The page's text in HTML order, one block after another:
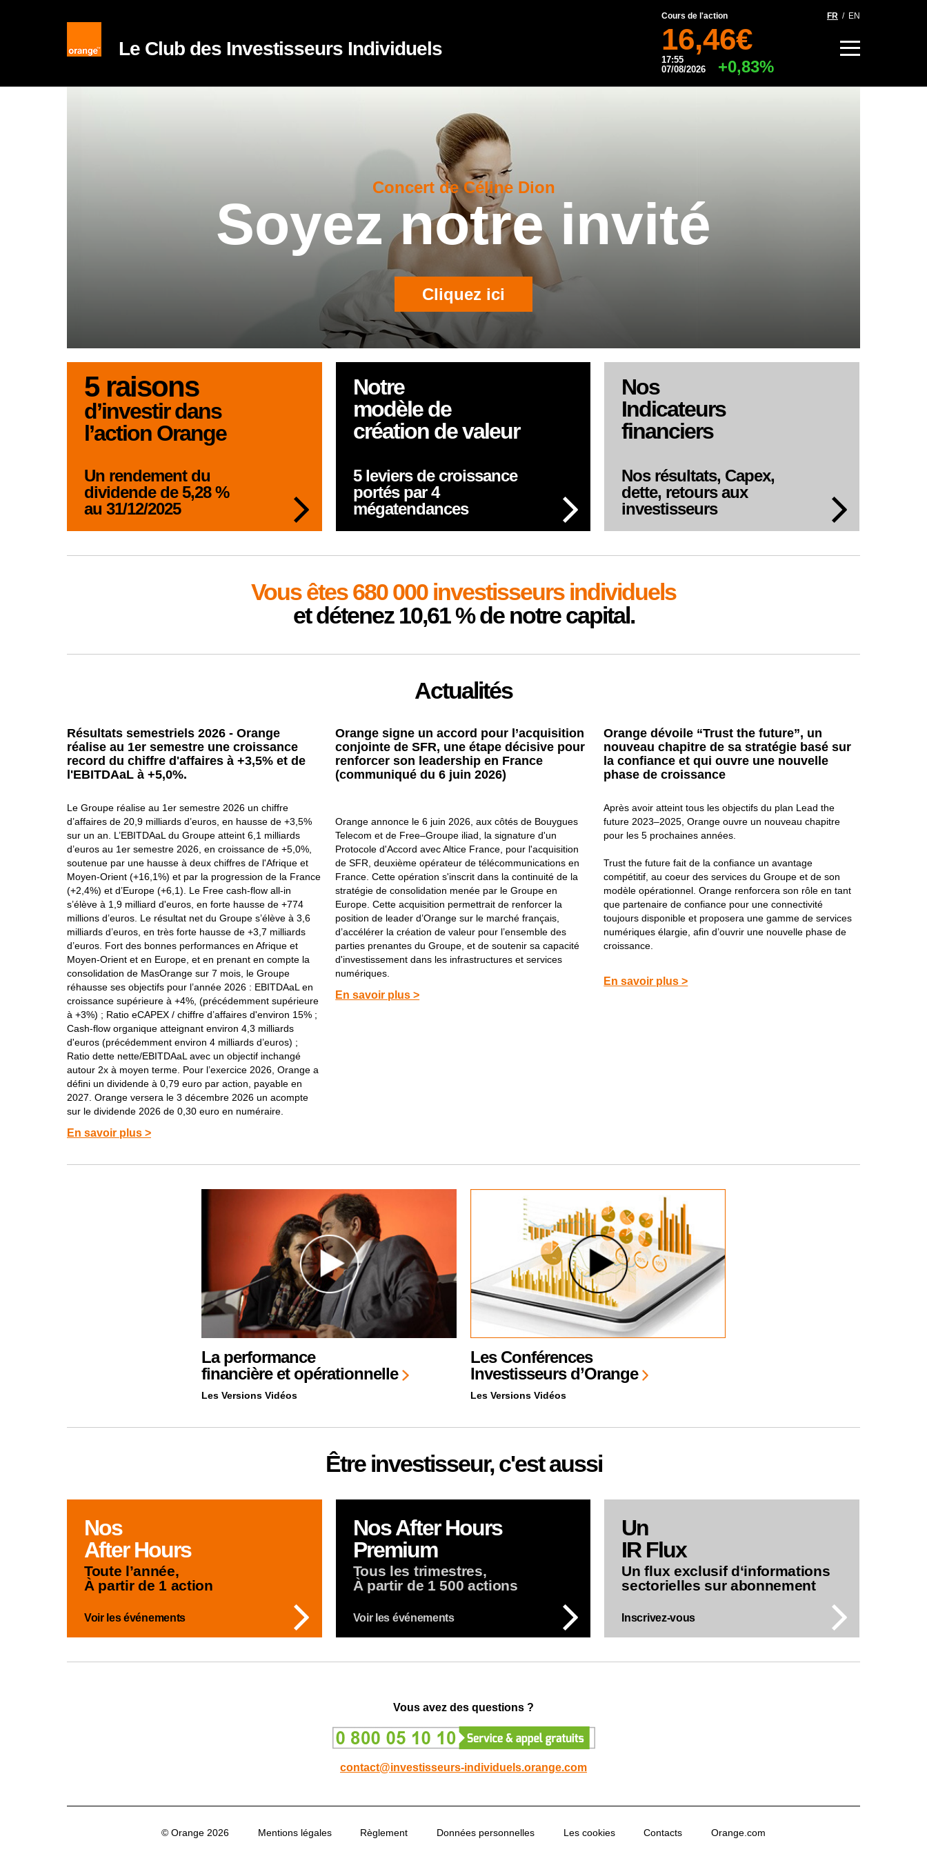
Le Club des Investisseurs Individuels
Cours de l'action
16,46€
17:55
07/08/2026
+0,83%
FR / EN
Concert de Céline Dion
Soyez notre invité
Cliquez ici
5 raisons
d’investir dans
l’action Orange
Un rendement du
dividende de 5,28 %
au 31/12/2025
Notre
modèle de
création de valeur
5 leviers de croissance
portés par 4
mégatendances
Nos
Indicateurs
financiers
Nos résultats, Capex,
dette, retours aux
investisseurs
Vous êtes 680 000 investisseurs individuels
et détenez 10,61 % de notre capital.
Actualités
Résultats semestriels 2026 - Orange
réalise au 1er semestre une croissance
record du chiffre d'affaires à +3,5% et de
l'EBITDAaL à +5,0%.
Le Groupe réalise au 1er semestre 2026 un chiffre
d’affaires de 20,9 milliards d’euros, en hausse de +3,5%
sur un an. L’EBITDAaL du Groupe atteint 6,1 milliards
d’euros au 1er semestre 2026, en croissance de +5,0%,
soutenue par une hausse à deux chiffres de l'Afrique et
Moyen-Orient (+16,1%) et par la progression de la France
(+2,4%) et d’Europe (+6,1). Le Free cash-flow all-in
s’élève à 1,9 milliard d'euros, en forte hausse de +774
millions d’euros. Le résultat net du Groupe s’élève à 3,6
milliards d’euros, en très forte hausse de +3,7 milliards
d’euros. Fort des bonnes performances en Afrique et
Moyen-Orient et en Europe, et en prenant en compte la
consolidation de MasOrange sur 7 mois, le Groupe
réhausse ses objectifs pour l’année 2026 : EBITDAaL en
croissance supérieure à +4%, (précédemment supérieure
à +3%) ; Ratio eCAPEX / chiffre d’affaires d'environ 15% ;
Cash-flow organique atteignant environ 4,3 milliards
d'euros (précédemment environ 4 milliards d’euros) ;
Ratio dette nette/EBITDAaL avec un objectif inchangé
autour 2x à moyen terme. Pour l’exercice 2026, Orange a
défini un dividende à 0,79 euro par action, payable en
2027. Orange versera le 3 décembre 2026 un acompte
sur le dividende 2026 de 0,30 euro en numéraire.
En savoir plus >
Orange signe un accord pour l’acquisition
conjointe de SFR, une étape décisive pour
renforcer son leadership en France
(communiqué du 6 juin 2026)
Orange annonce le 6 juin 2026, aux côtés de Bouygues
Telecom et de Free–Groupe iliad, la signature d'un
Protocole d'Accord avec Altice France, pour l'acquisition
de SFR, deuxième opérateur de télécommunications en
France. Cette opération s'inscrit dans la continuité de la
stratégie de consolidation menée par le Groupe en
Europe. Cette acquisition permettrait de renforcer la
position de leader d’Orange sur le marché français,
d’accélérer la création de valeur pour l’ensemble des
parties prenantes du Groupe, et de soutenir sa capacité
d'investissement dans les infrastructures et services
numériques.
En savoir plus >
Orange dévoile “Trust the future”, un
nouveau chapitre de sa stratégie basé sur
la confiance et qui ouvre une nouvelle
phase de croissance
Après avoir atteint tous les objectifs du plan Lead the
future 2023–2025, Orange ouvre un nouveau chapitre
pour les 5 prochaines années.
Trust the future fait de la confiance un avantage
compétitif, au coeur des services du Groupe et de son
modèle opérationnel. Orange renforcera son rôle en tant
que partenaire de confiance pour une connectivité
toujours disponible et proposera une gamme de services
numériques élargie, afin d’ouvrir une nouvelle phase de
croissance.
En savoir plus >
La performance
financière et opérationnelle
Les Versions Vidéos
Les Conférences
Investisseurs d’Orange
Les Versions Vidéos
Être investisseur, c'est aussi
Nos
After Hours
Toute l’année,
À partir de 1 action
Voir les événements
Nos After Hours
Premium
Tous les trimestres,
À partir de 1 500 actions
Voir les événements
Un
IR Flux
Un flux exclusif d‘informations
sectorielles sur abonnement
Inscrivez-vous
Vous avez des questions ?
contact@investisseurs-individuels.orange.com
© Orange 2026 Mentions légales Règlement Données personnelles Les cookies Contacts Orange.com